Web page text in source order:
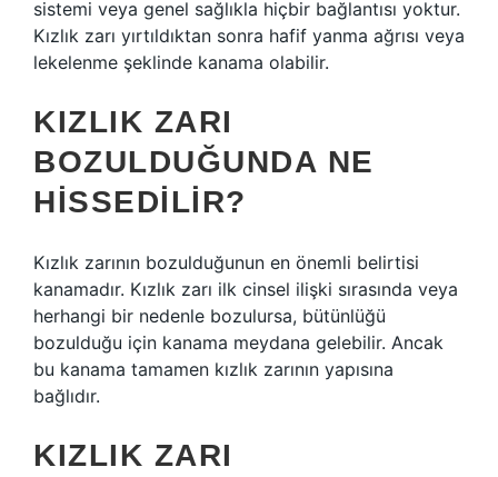
sistemi veya genel sağlıkla hiçbir bağlantısı yoktur.
Kızlık zarı yırtıldıktan sonra hafif yanma ağrısı veya
lekelenme şeklinde kanama olabilir.
KIZLIK ZARI
BOZULDUĞUNDA NE
HISSEDILIR?
Kızlık zarının bozulduğunun en önemli belirtisi
kanamadır. Kızlık zarı ilk cinsel ilişki sırasında veya
herhangi bir nedenle bozulursa, bütünlüğü
bozulduğu için kanama meydana gelebilir. Ancak
bu kanama tamamen kızlık zarının yapısına
bağlıdır.
KIZLIK ZARI